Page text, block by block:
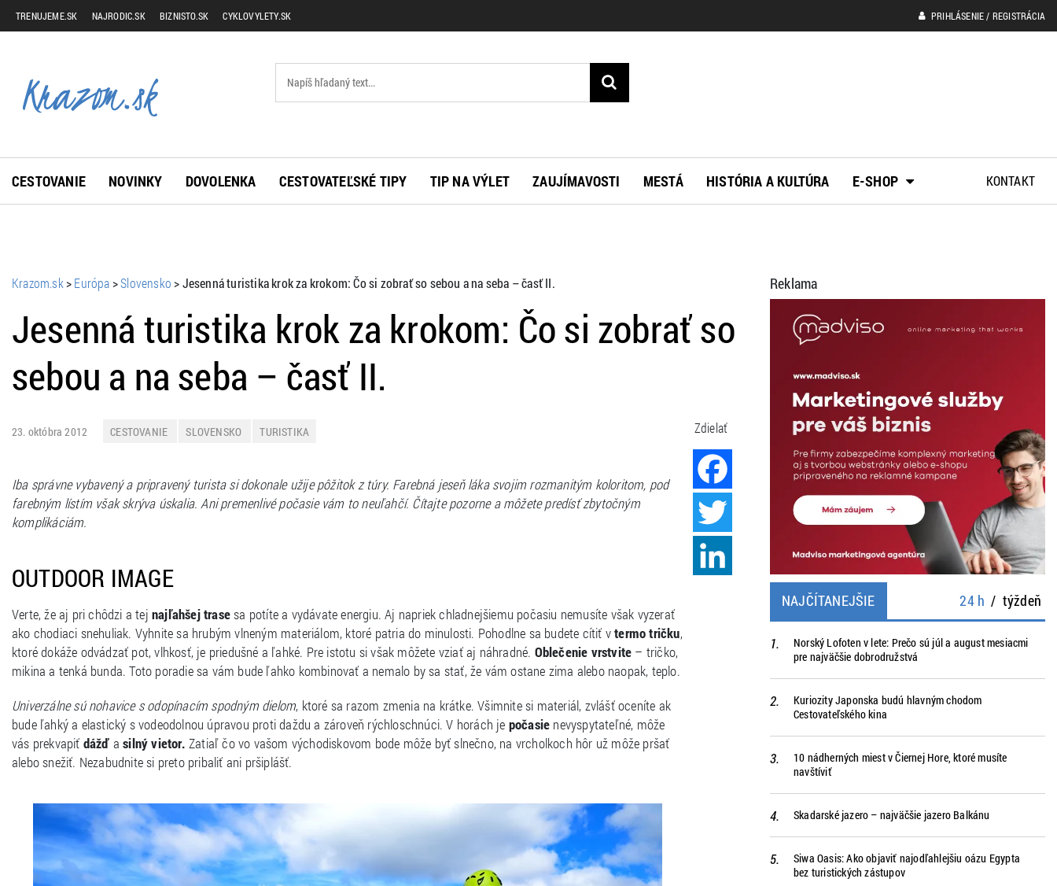
TRENUJEME.SK NAJRODIC.SK BIZNISTO.SK CYKLOVYLETY.SK PRIHLÁSENIE / REGISTRÁCIA
CESTOVANIE NOVINKY DOVOLENKA CESTOVATEĽSKÉ TIPY TIP NA VÝLET ZAUJÍMAVOSTI MESTÁ HISTÓRIA A KULTÚRA E-SHOP KONTAKT
Krazom.sk>Európa>Slovensko>Jesenná turistika krok za krokom: Čo si zobrať so sebou a na seba – časť II.
Jesenná turistika krok za krokom: Čo si zobrať so
sebou a na seba – časť II.
23. októbra 2012 CESTOVANIE SLOVENSKO TURISTIKA
Iba správne vybavený a pripravený turista si dokonale užije pôžitok z túry. Farebná jeseň láka svojim rozmanitým koloritom, pod
farebným lístím však skrýva úskalia. Ani premenlivé počasie vám to neuľahčí. Čítajte pozorne a môžete predísť zbytočným
komplikáciám.
OUTDOOR IMAGE
Verte, že aj pri chôdzi a tej najľahšej trasesa potíte a vydávate energiu. Aj napriek chladnejšiemu počasiu nemusíte však vyzerať
ako chodiaci snehuliak. Vyhnite sa hrubým vlneným materiálom, ktoré patria do minulosti. Pohodlne sa budete cítiť vtermo tričku,
ktoré dokáže odvádzať pot, vlhkosť, je priedušné a ľahké. Pre istotu si však môžete vziať aj náhradné. Oblečenie vrstvite – tričko,
mikina a tenká bunda. Toto poradie sa vám bude ľahko kombinovať a nemalo by sa stať, že vám ostane zima alebo naopak, teplo.
Univerzálne sú nohavice s odopínacím spodným dielom, ktoré sa razom zmenia na krátke. Všimnite si materiál, zvlášť oceníte ak
bude ľahký a elastický s vodeodolnou úpravou proti daždu a zároveň rýchloschnúci. V horách je počasie nevyspytateľné, môže
vás prekvapiť dážď asilný vietor. Zatiaľ čo vo vašom východiskovom bode môže byť slnečno, na vrcholkoch hôr už môže pršať
alebo snežiť. Nezabudnite si preto pribaliť ani pršiplášť.
Zdielať
Reklama
NAJČÍTANEJŠIE 24 h / týždeň
Norský Lofoten v lete: Prečo sú júl a august mesiacmi
pre najväčšie dobrodružstvá
Kuriozity Japonska budú hlavným chodom
Cestovateľského kina
10 nádherných miest v Čiernej Hore, ktoré musíte
navštíviť
Skadarské jazero – najväčšie jazero Balkánu
Siwa Oasis: Ako objaviť najodľahlejšiu oázu Egypta
bez turistických zástupov